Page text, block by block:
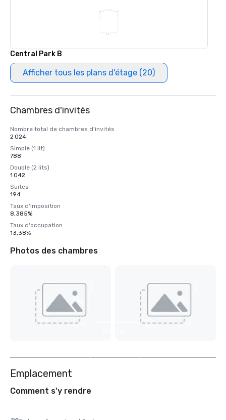
Central Park B
Afficher tous les plans d'étage (20)
Chambres d'invités
Nombre total de chambres d'invités
2 024
Simple (1 lit)
788
Double (2 lits)
1 042
Suites
194
Taux d'imposition
8,385%
Taux d'occupation
13,38%
Photos des chambres
Emplacement
Comment s'y rendre